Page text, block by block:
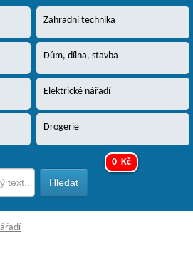
Zahradní technika
Dům, dílna, stavba
Elektrické nářadí
Drogerie
0 Kč